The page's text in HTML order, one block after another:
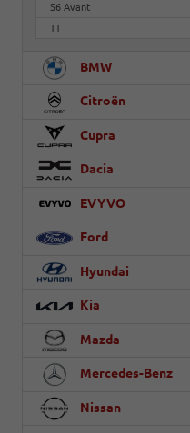
S6 Avant
TT
BMW
Citroën
Cupra
Dacia
EVYVO
Ford
Hyundai
Kia
Mazda
Mercedes-Benz
Nissan